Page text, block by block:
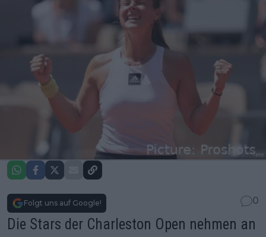
Folgt uns auf Google! 0
Die Stars der Charleston Open nehmen an